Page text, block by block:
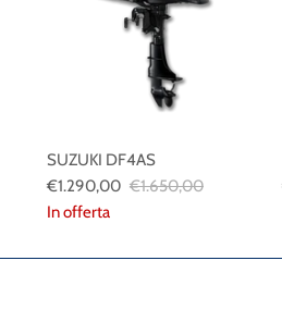
SUZUKI DF4AS
€1.290,00 €1.650,00
In offerta